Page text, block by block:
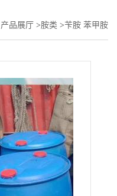
产品展厅 >胺类 >苄胺 苯甲胺